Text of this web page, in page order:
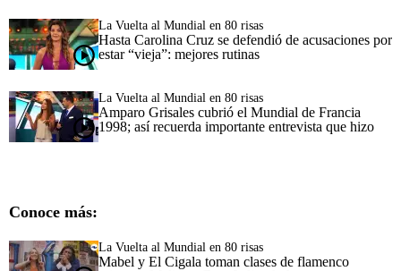
La Vuelta al Mundial en 80 risas
Hasta Carolina Cruz se defendió de acusaciones por
estar “vieja”: mejores rutinas
La Vuelta al Mundial en 80 risas
Amparo Grisales cubrió el Mundial de Francia
1998; así recuerda importante entrevista que hizo
Conoce más:
La Vuelta al Mundial en 80 risas
Mabel y El Cigala toman clases de flamenco